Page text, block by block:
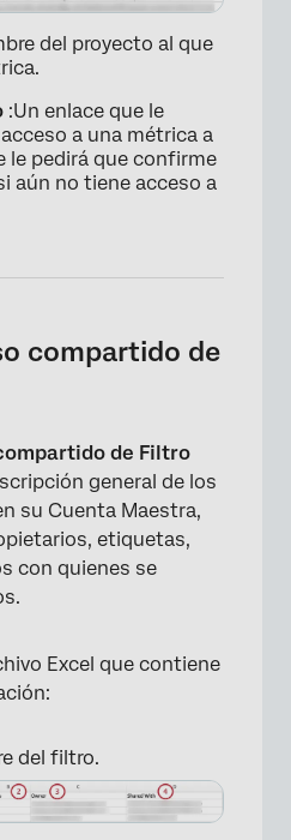
del proyecto al que
:Un enlace que le
a una métrica a
le pedirá que confirme
aún no tiene acceso a
compartido de
de Filtro
general de los
su Cuenta Maestra,
etiquetas,
con quienes se
Excel que contiene
del filtro.